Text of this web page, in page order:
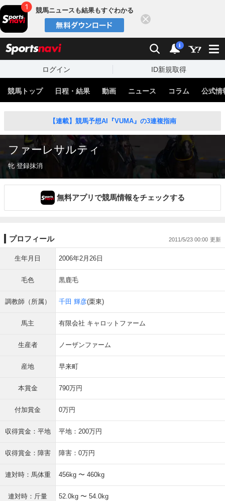
競馬ニュースも結果もすぐわかる
検索 通知
i
ログイン ID新規取得
競馬トップ 日程・結果 動画 ニュース コラム 公式情
【連載】競馬予想AI『VUMA』の3連複指南
ファーレサルティ
牝 登録抹消
無料アプリで競馬情報をチェックする
プロフィール 2011/5/23 00:00
生年月日 2006年2月26日
毛色 黒鹿毛
調教師（所属） 千田 輝彦(栗東)
馬主 有限会社 キャロットファーム
生産者 ノーザンファーム
産地 早来町
本賞金 790万円
付加賞金 0万円
収得賞金：平地 平地：200万円
収得賞金：障害 障害：0万円
連対時：馬体重 456kg 〜 460kg
連対時：斤量 52.0kg 〜 54.0kg